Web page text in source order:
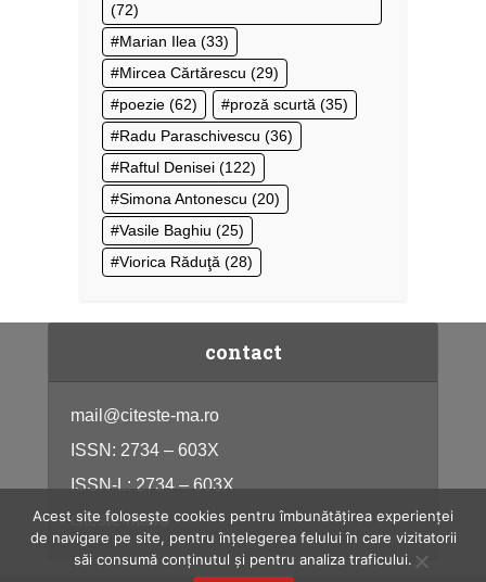
(72)
Marian Ilea (33)
Mircea Cărtărescu (29)
poezie (62) proză scurtă (35)
Radu Paraschivescu (36)
Raftul Denisei (122)
Simona Antonescu (20)
Vasile Baghiu (25)
Viorica Răduţă (28)
contact
mail@citeste-ma.ro
ISSN: 2734 – 603X
ISSN-L: 2734 – 603X
citeste-ma.ro
Acest site folosește cookies pentru îmbunătățirea experienței
de navigare pe site, pentru înțelegerea felului în care vizitatorii
săi consumă conținutul și pentru analiza traficului.